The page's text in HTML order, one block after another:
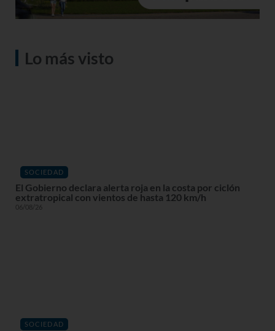
Lo más visto
SOCIEDAD
El Gobierno declara alerta roja en la costa por ciclón
extratropical con vientos de hasta 120 km/h
06/08/26
SOCIEDAD